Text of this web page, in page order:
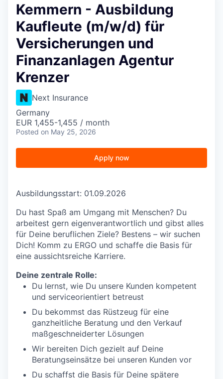
Kemmern - Ausbildung
Kaufleute (m/w/d) für
Versicherungen und
Finanzanlagen Agentur
Krenzer
Next Insurance
Germany
EUR 1,455-1,455 / month
Posted on May 25, 2026
Apply now
Ausbildungsstart: 01.09.2026
Du hast Spaß am Umgang mit Menschen? Du
arbeitest gern eigenverantwortlich und gibst alles
für Deine beruflichen Ziele? Bestens – wir suchen
Dich! Komm zu ERGO und schaffe die Basis für
eine aussichtsreiche Karriere.
Deine zentrale Rolle:
Du lernst, wie Du unsere Kunden kompetent
und serviceorientiert betreust
Du bekommst das Rüstzeug für eine
ganzheitliche Beratung und den Verkauf
maßgeschneiderter Lösungen
Wir bereiten Dich gezielt auf Deine
Beratungseinsätze bei unseren Kunden vor
Du schaffst die Basis für Deine spätere